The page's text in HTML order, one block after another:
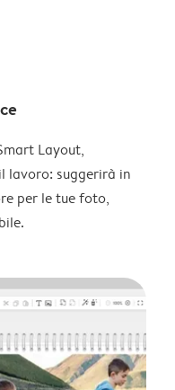
Layout,
lavoro: suggerirà in
per le tue foto,